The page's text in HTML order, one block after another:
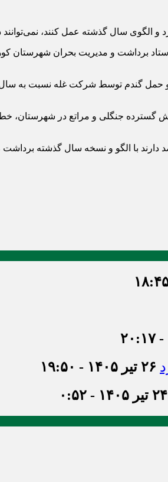
سال گذشته عمل کنند، نمی‌توانند
برداشت و مدیریت بحران شهرستان
گندم توسط شرکت غله نسبت به سال
گسترده جنگلی و مراتع در
با الگو و نسخه سال گذشته
۲۶ تیر ۱۴۰۵ - ۱۹:۵۰
۲۴ تیر ۱۴۰۵ - ۰:۵۲